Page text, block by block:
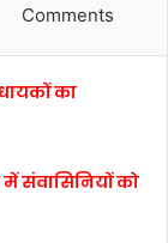
Comments
का
में संवासिनियों को